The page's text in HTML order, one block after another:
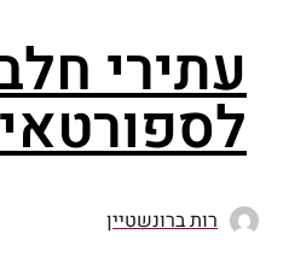
עתירי
רות ברונשטיין